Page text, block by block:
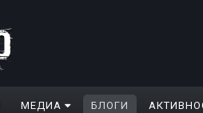
МЕДИА БЛОГИ